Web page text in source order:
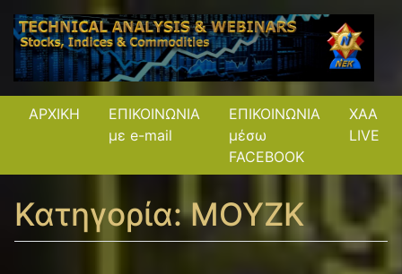
ΑΡΧΙΚΗ
ΕΠΙΚΟΙΝΩΝΙΑ
με e-mail
ΕΠΙΚΟΙΝΩΝΙΑ
μέσω
FACEBOOK
XAA
LIVE
Κατηγορία:ΜΟΥΖΚ